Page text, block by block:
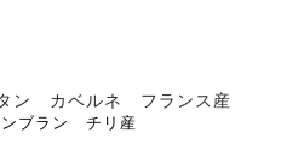
ン カベルネ フランス産
ンブラン チリ産